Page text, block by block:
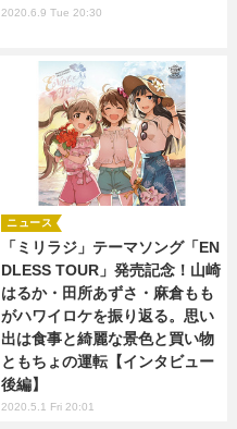
2020.6.9 Tue 20:30
「ミリラジ」テーマソング「EN
DLESS TOUR」発売記念！山崎
はるか・田所あずさ・麻倉もも
がハワイロケを振り返る。思い
出は食事と綺麗な景色と買い物
ともちょの運転【インタビュー
後編】
ニュース
2020.5.1 Fri 20:01